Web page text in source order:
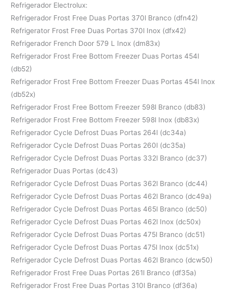
Refrigerador Electrolux:
Refrigerador Frost Free Duas Portas 370l Branco (dfn42)
Refrigerator Frost Free Duas Portas 370l Inox (dfx42)
Refrigerador French Door 579 L Inox (dm83x)
Refrigerador Frost Free Bottom Freezer Duas Portas 454l
(db52)
Refrigerador Frost Free Bottom Freezer Duas Portas 454l Inox
(db52x)
Refrigerador Frost Free Bottom Freezer 598l Branco (db83)
Refrigerador Frost Free Bottom Freezer 598l Inox (db83x)
Refrigerador Cycle Defrost Duas Portas 264l (dc34a)
Refrigerador Cycle Defrost Duas Portas 260l (dc35a)
Refrigerador Cycle Defrost Duas Portas 332l Branco (dc37)
Refrigerador Duas Portas (dc43)
Refrigerador Cycle Defrost Duas Portas 362l Branco (dc44)
Refrigerador Cycle Defrost Duas Portas 462l Branco (dc49a)
Refrigerador Cycle Defrost Duas Portas 465l Branco (dc50)
Refrigerador Cycle Defrost Duas Portas 462l Inox (dc50x)
Refrigerador Cycle Defrost Duas Portas 475l Branco (dc51)
Refrigerador Cycle Defrost Duas Portas 475l Inox (dc51x)
Refrigerador Cycle Defrost Duas Portas 462l Branco (dcw50)
Refrigerador Frost Free Duas Portas 261l Branco (df35a)
Refrigerador Frost Free Duas Portas 310l Branco (df36a)